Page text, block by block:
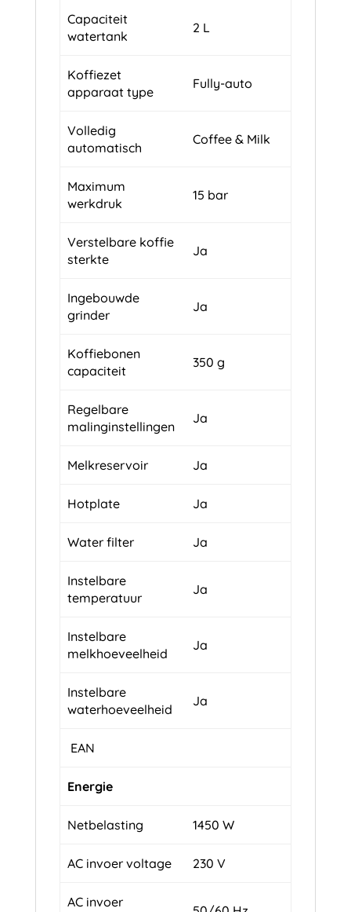
Capaciteit
watertank
2 L
Koffiezet
apparaat type
Fully-auto
Volledig
automatisch
Coffee & Milk
Maximum
werkdruk
15 bar
Verstelbare koffie
sterkte
Ja
Ingebouwde
grinder
Ja
Koffiebonen
capaciteit
350 g
Regelbare
malinginstellingen
Ja
Melkreservoir Ja
Hotplate Ja
Water filter Ja
Instelbare
temperatuur
Ja
Instelbare
melkhoeveelheid
Ja
Instelbare
waterhoeveelheid
Ja
EAN
Energie
Netbelasting 1450 W
AC invoer voltage 230 V
AC invoer